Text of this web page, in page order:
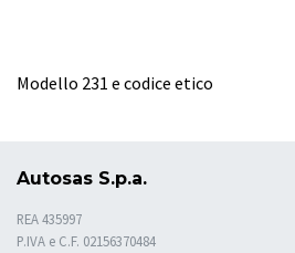
Modello 231 e codice etico
Autosas S.p.a.
REA 435997
P.IVA e C.F. 02156370484